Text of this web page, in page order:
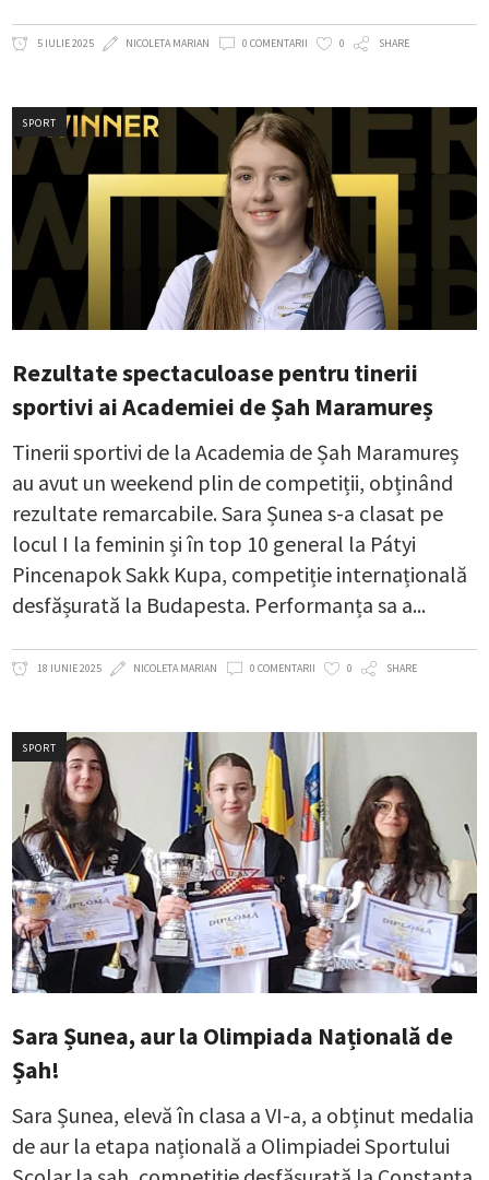
5 IULIE 2025 NICOLETA MARIAN 0 COMENTARII 0 SHARE
SPORT
Rezultate spectaculoase pentru tinerii
sportivi ai Academiei de Șah Maramureș
Tinerii sportivi de la Academia de Șah Maramureș
au avut un weekend plin de competiții, obținând
rezultate remarcabile. Sara Șunea s-a clasat pe
locul I la feminin și în top 10 general la Pátyi
Pincenapok Sakk Kupa, competiție internațională
desfășurată la Budapesta. Performanța sa a
18 IUNIE 2025 NICOLETA MARIAN 0 COMENTARII 0 SHARE
SPORT
Sara Șunea, aur la Olimpiada Națională de
Șah!
Sara Șunea, elevă în clasa a VI-a, a obținut medalia
de aur la etapa națională a Olimpiadei Sportului